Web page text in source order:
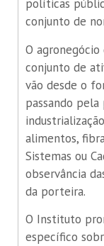
políticas
conjunto de
O
conjunto de
vão desde o
passando
alimentos,
Sistemas ou
observância
da porteira.
O Instituto
específico